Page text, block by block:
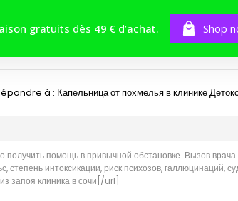
gratuits dès 49 € d’achat. Shop
CONCOURS
à : Капельница от похмелья в клинике Детокс
помощь в привычной обстановке. Вызов
степень интоксикации, риск психозов, галлюцинаций,
клиника в сочи[/url]